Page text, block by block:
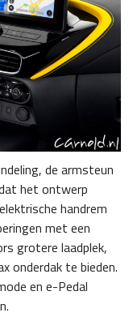
de armsteun
het ontwerp
handrem
met een
grotere laadplek,
onderdak te bieden.
en e-Pedal